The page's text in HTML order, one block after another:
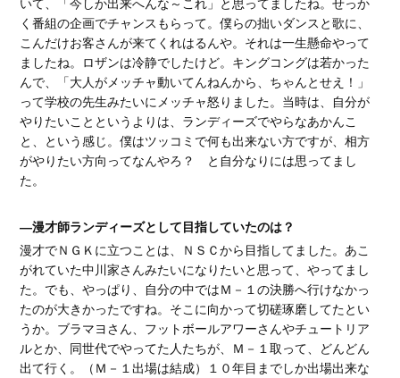
く番組の企画でチャンスもらって。僕らの拙いダンスと歌に、
こんだけお客さんが来てくれはるんや。それは一生懸命やって
ましたね。ロザンは冷静でしたけど。キングコングは若かった
んで、「大人がメッチャ動いてんねんから、ちゃんとせえ！」
って学校の先生みたいにメッチャ怒りました。当時は、自分が
やりたいことというよりは、ランディーズでやらなあかんこ
と、という感じ。僕はツッコミで何も出来ない方ですが、相方
がやりたい方向ってなんやろ？ と自分なりには思ってまし
た。
―漫才師ランディーズとして目指していたのは？
漫才でＮＧＫに立つことは、ＮＳＣから目指してました。あこ
がれていた中川家さんみたいになりたいと思って、やってまし
た。でも、やっぱり、自分の中ではＭ－１の決勝へ行けなかっ
たのが大きかったですね。そこに向かって切磋琢磨してたとい
うか。ブラマヨさん、フットボールアワーさんやチュートリア
ルとか、同世代でやってた人たちが、Ｍ－１取って、どんどん
出て行く。（Ｍ－１出場は結成）１０年目までしか出場出来な